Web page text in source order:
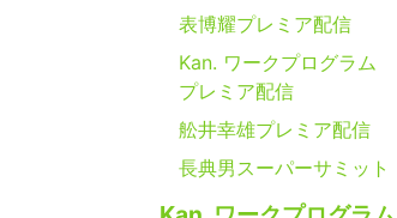
表博耀プレミア配信
Kan. ワークプログラム
プレミア配信
舩井幸雄プレミア配信
長典男スーパーサミット